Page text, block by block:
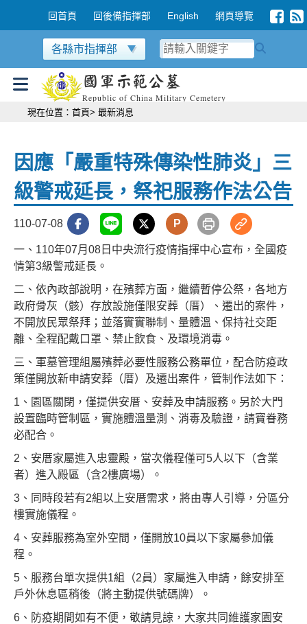
跳到主要內容區塊
回首頁 回後備指揮部 English 網頁導覽
國軍示範公墓
Republic of China Military Cemetery
各縣市指揮部
現在位置： 首頁> 最新消息
因應「嚴重特殊傳染性肺炎」三
級警戒延長，祭祀服務作法公告
110-07-08 P
一、110年07月08日中央流行疫情指揮中心宣布，全國疫
情第3級警戒延長。
二、依內政部說明，在殯葬方面，繼續暫停公祭，各地方
政府骨灰（骸）存放設施僅限安葬（厝）、遷出的案件，
不開放民眾祭拜；並落實實聯制、量體溫、保持社交距
離、全程配戴口罩、禁止飲食、及環境消毒。
三、軍墓管理組屬殯葬必要性服務公務單位，配合防疫政
策僅開放新申請安葬（厝）及遷出案件，管制作法如下：
1、園區關閉，僅提供安厝、安葬及申請服務。另於大門
設置臨時管制區，實施體溫量測、消毒及驗證，請寶眷務
必配合。
2、安厝家屬進入忠靈殿，當次儀程僅可5人以下（含業
者）進入殿區（含2樓廣場）。
3、同時段若有2組以上安厝需求，將由專人引導，分區分
樓實施儀程。
4、安葬服務為室外空間，僅開放10員以下家屬參加儀
程。
5、服務台單次提供1組（2員）家屬進入申請，餘安排至
戶外休息區稍後（將主動提供號碼牌）。
6、防疫期間如有不便，敬請見諒，大家共同維護家園安